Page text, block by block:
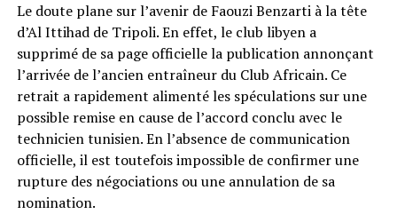
Le doute plane sur l’avenir de Faouzi Benzarti à la tête
d’Al Ittihad de Tripoli. En effet, le club libyen a
supprimé de sa page officielle la publication annonçant
l’arrivée de l’ancien entraîneur du Club Africain. Ce
retrait a rapidement alimenté les spéculations sur une
possible remise en cause de l’accord conclu avec le
technicien tunisien. En l’absence de communication
officielle, il est toutefois impossible de confirmer une
rupture des négociations ou une annulation de sa
nomination.